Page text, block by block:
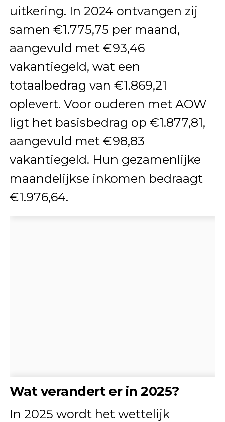
uitkering. In 2024 ontvangen zij
samen €1.775,75 per maand,
aangevuld met €93,46
vakantiegeld, wat een
totaalbedrag van €1.869,21
oplevert. Voor ouderen met AOW
ligt het basisbedrag op €1.877,81,
aangevuld met €98,83
vakantiegeld. Hun gezamenlijke
maandelijkse inkomen bedraagt
€1.976,64.
Wat verandert er in 2025?
In 2025 wordt het wettelijk